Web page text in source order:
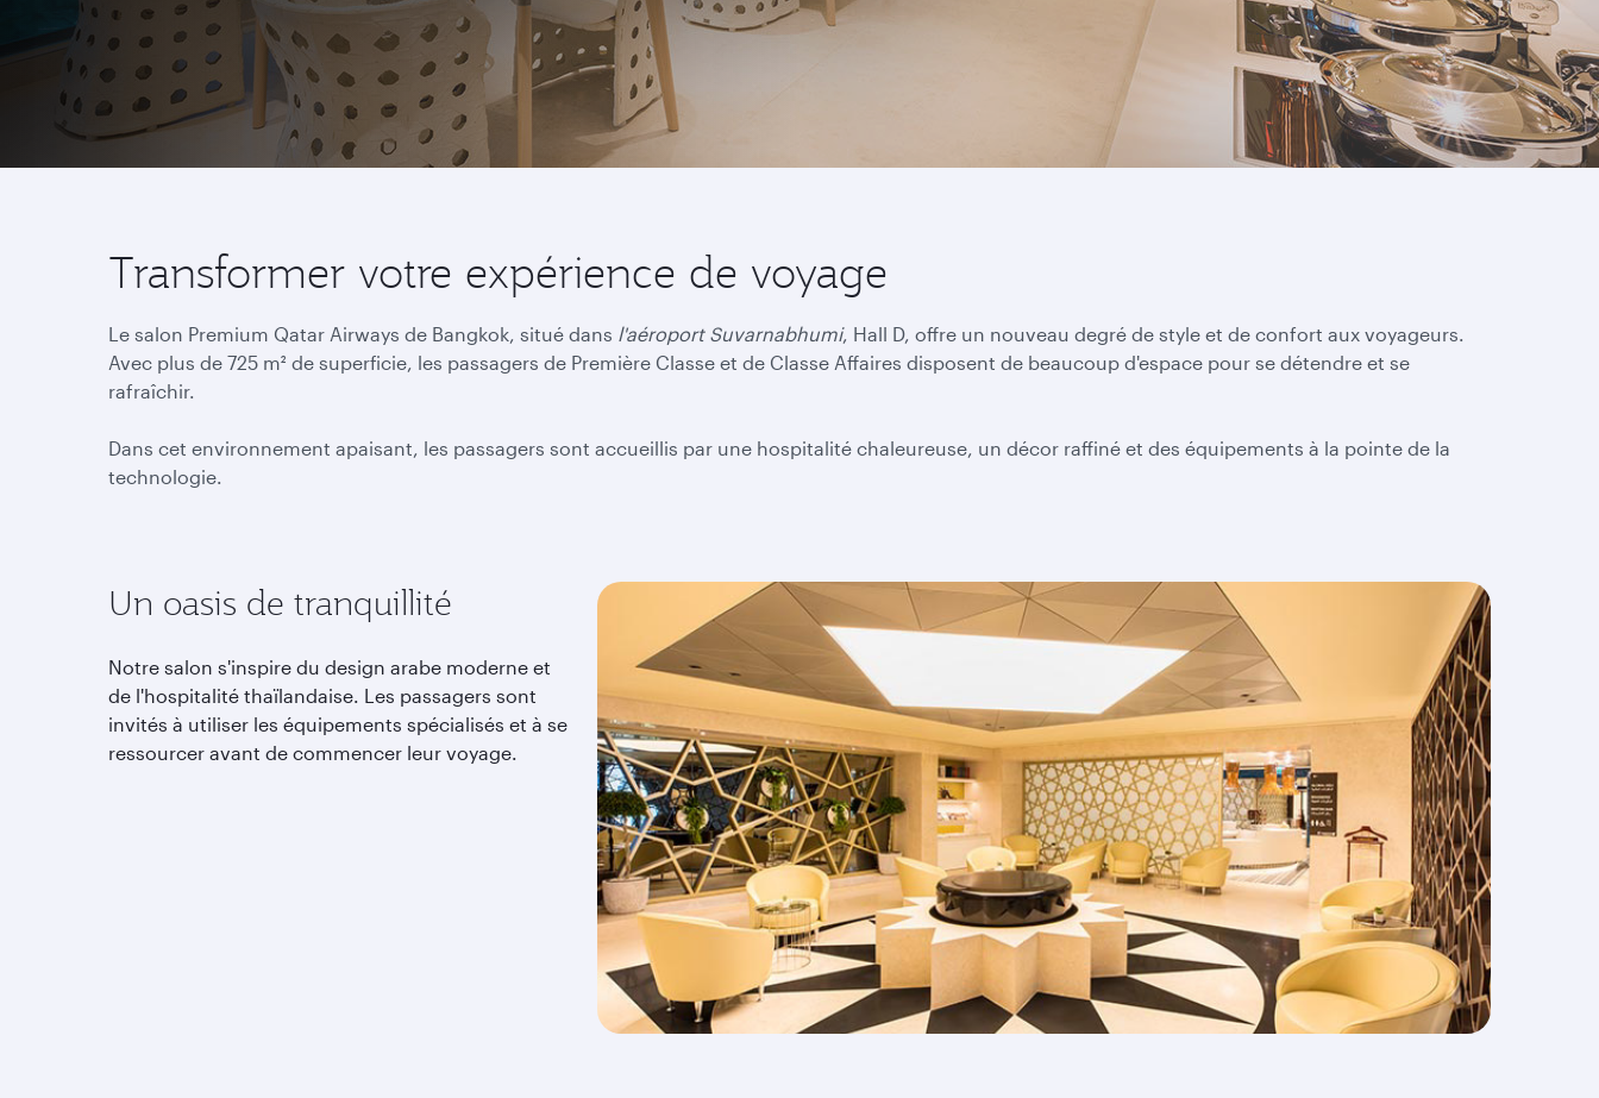
Transformer votre expérience de voyage
Le salon Premium Qatar Airways de Bangkok, situé dans l'aéroport Suvarnabhumi, Hall D, offre un nouveau degré de style et de confort aux voyageurs.
Avec plus de 725 m² de superficie, les passagers de Première Classe et de Classe Affaires disposent de beaucoup d'espace pour se détendre et se
rafraîchir.
Dans cet environnement apaisant, les passagers sont accueillis par une hospitalité chaleureuse, un décor raffiné et des équipements à la pointe de la
technologie.
Un oasis de tranquillité
Notre salon s'inspire du design arabe moderne et
de l'hospitalité thaïlandaise. Les passagers sont
invités à utiliser les équipements spécialisés et à se
ressourcer avant de commencer leur voyage.